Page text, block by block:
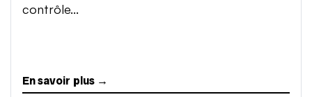
contrôle...
En savoir plus →